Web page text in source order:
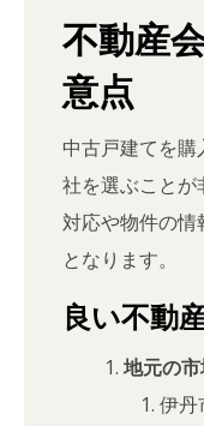
不動産
意点
中古戸建てを
社を選ぶこと
対応や物件の
となります。
良い不動
地元の
伊丹